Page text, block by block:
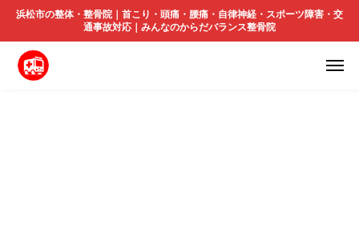
浜松市の整体・整骨院｜首こり・頭痛・腰痛・自律神経・スポーツ障害・交
通事故対応｜みんなのからだバランス整骨院